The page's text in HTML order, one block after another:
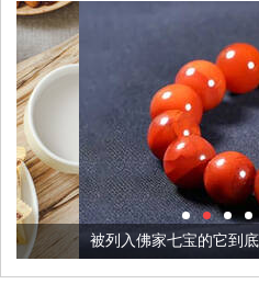
被列入佛家七宝的它到底有多美？